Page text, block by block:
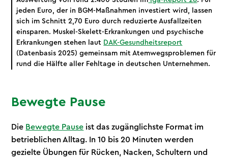
jeden Euro, der in BGM-Maßnahmen investiert wird, lassen
sich im Schnitt 2,70 Euro durch reduzierte Ausfallzeiten
einsparen. Muskel-Skelett-Erkrankungen und psychische
Erkrankungen stehen laut DAK-Gesundheitsreport
(Datenbasis 2025) gemeinsam mit Atemwegsproblemen für
rund die Hälfte aller Fehltage in deutschen Unternehmen.
Bewegte Pause
Die Bewegte Pause ist das zugänglichste Format im
betrieblichen Alltag. In 10 bis 20 Minuten werden
gezielte Übungen für Rücken, Nacken, Schultern und